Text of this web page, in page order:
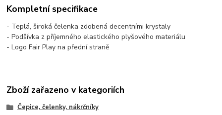
Kompletní specifikace
- Teplá, široká čelenka zdobená decentními krystaly
- Podšívka z příjemného elastického plyšového materiálu
- Logo Fair Play na přední straně
Zboží zařazeno v kategoriích
Čepice, čelenky, nákrčníky